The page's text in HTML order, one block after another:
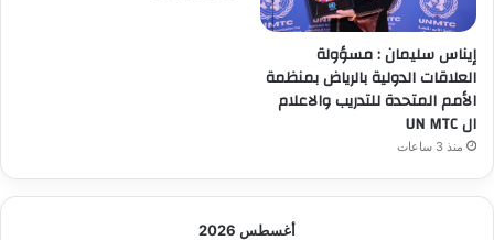
إيناس سليمان : مسؤولة
العلاقات الدولية بالرياض بمنظمة
الأمم المتحدة للتدريب والاعلام
ال UN MTC
منذ 3 ساعات
أغسطس 2026